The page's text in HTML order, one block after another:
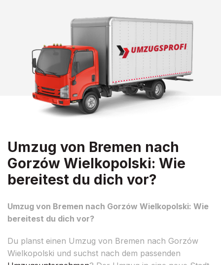
Umzug von Bremen nach
Gorzów Wielkopolski: Wie
bereitest du dich vor?
Umzug von Bremen nach Gorzów Wielkopolski: Wie
bereitest du dich vor?
Du planst einen Umzug von Bremen nach Gorzów
Wielkopolski und suchst nach dem passenden